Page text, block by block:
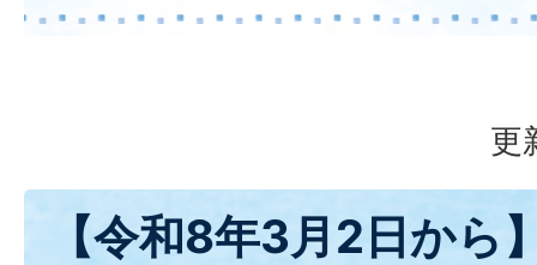
更
【令和8年3月2日から